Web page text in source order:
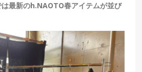
最新のh.NAOTO春アイテムが並び